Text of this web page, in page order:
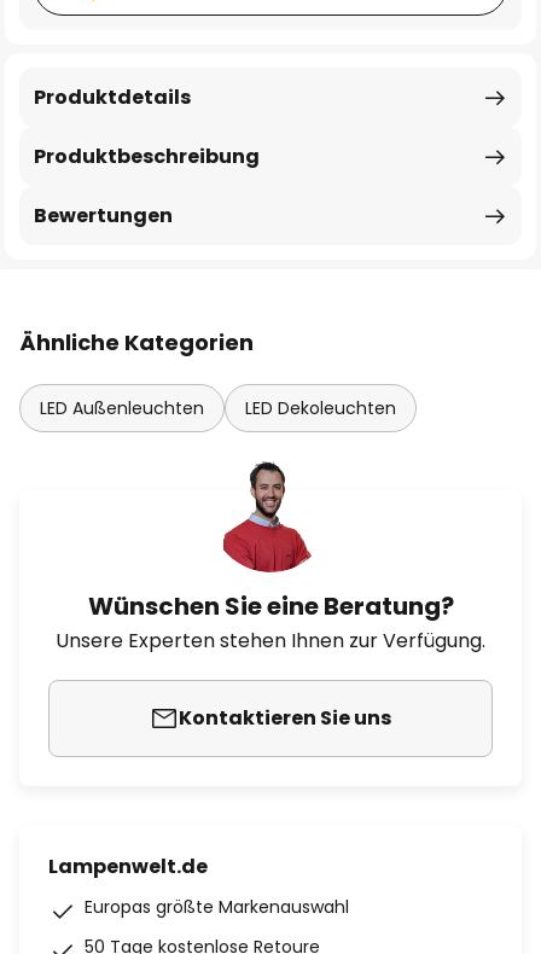
Produktbeschreibung
Produktdetails
Bewertungen
Ähnliche Kategorien
LED Außenleuchten LED Dekoleuchten
Wünschen Sie eine Beratung?
Unsere Experten stehen Ihnen zur Verfügung.
Kontaktieren Sie uns
Lampenwelt.de
Europas größte Markenauswahl
50 Tage kostenlose Retoure